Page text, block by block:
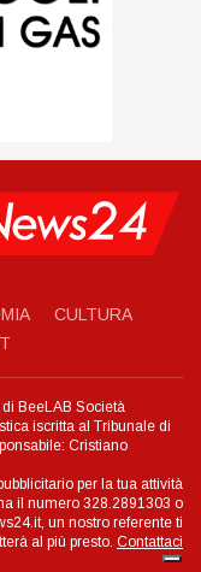
CULTURA
BeeLAB Società
iscritta al Tribunale di
Cristiano
per la tua attività
il numero 328.2891303 o
un nostro referente ti
al più presto. Contattaci